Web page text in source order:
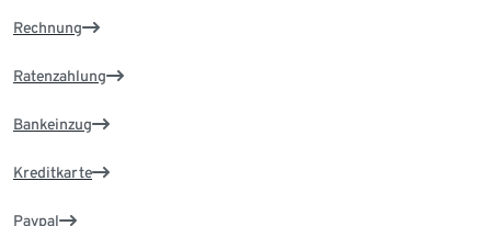
Rechnung
Ratenzahlung
Bankeinzug
Kreditkarte
Paypal